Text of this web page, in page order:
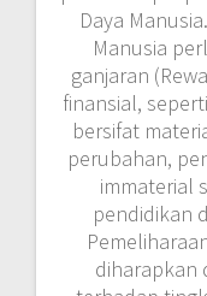
Daya
Manusia
ganjaran
finansial,
bersifat
perubahan,
immaterial
pendidikan
diharapkan